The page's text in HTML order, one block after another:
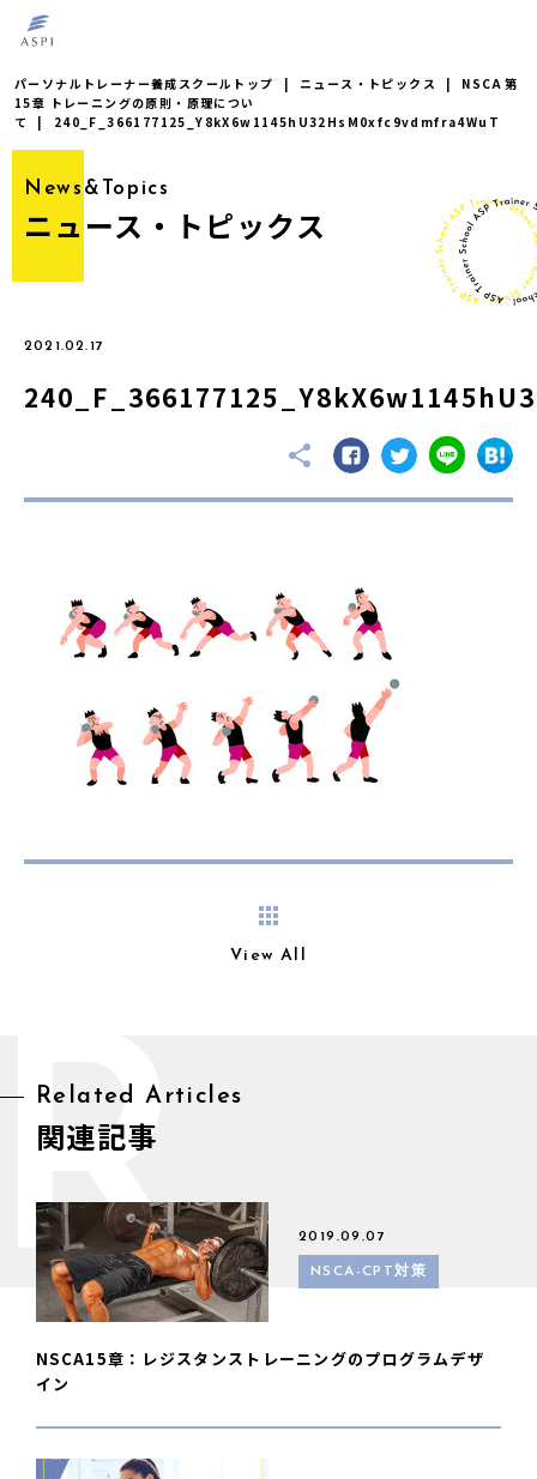
パーソナルトレーナー養成スクールトップ | ニュース・トピックス |
NSCA 第
15章 トレーニングの原則・原理につい
て
| 240_F_366177125_Y8kX6w1145hU32HsM0xfc9vdmfra4WuT
News&Topics
ニュース・トピックス
2021.02.17
View All
Related Articles
関連記事
2019.09.07
NSCA-CPT対策
NSCA15章：レジスタンストレーニングのプログラムデザ
イン